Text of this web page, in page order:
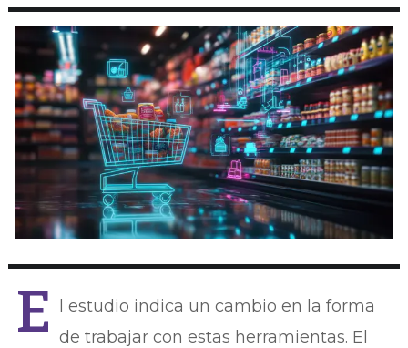
E
l estudio indica un cambio en la forma
de trabajar con estas herramientas. El